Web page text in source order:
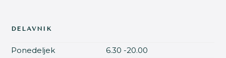
DELAVNIK
Ponedeljek
6.30 -20.00